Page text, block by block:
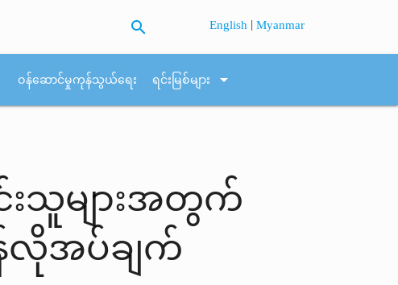
search English |Myanmar
ဝန်ဆောင်မှုကုန်သွယ်ရေး ရင်းမြစ်များ arrow_drop_down
င်းသူများအတွက်
လိုအပ်ချက်